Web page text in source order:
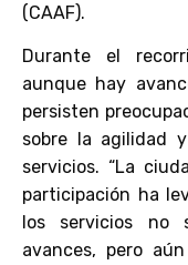
(CAAF).
Durante el
aunque hay
persisten
sobre la agilidad
servicios. “La
participación ha
los servicios no
avances, pero